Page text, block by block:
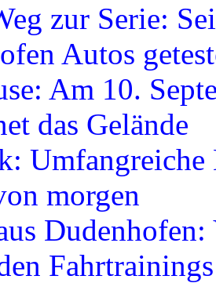
zur Serie:
Autos
Am 10.
das Gelände
Umfangreiche
morgen
Fahrtrainings